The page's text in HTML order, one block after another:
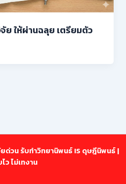
ย ให้ผ่านฉลุย เตรียมตัว
ด่วน รับทำวิทยานิพนธ์ IS ดุษฎีนิพนธ์ |
ว ไม่เทงาน